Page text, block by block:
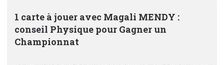
1 carte à jouer avec Magali MENDY :
conseil Physique pour Gagner un
Championnat